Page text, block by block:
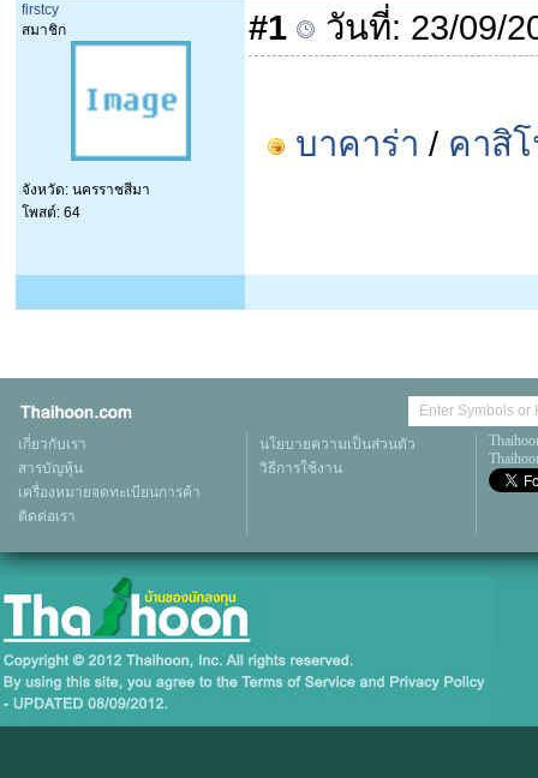
firstcy
สมาชิก
จังหวัด: นครราชสีมา
โพสต์: 64
#1 วันที่: 23/09/
บาคาร่า / คาสิ
เกี่ยวกับเรา
สารบัญหุ้น
เครื่องหมายจดทะเบียนการค้า
ติดต่อเรา
นโยบายความเป็นส่วนตัว
วิธีการใช้งาน